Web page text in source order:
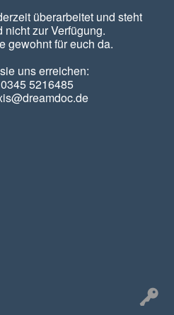
überarbeitet und steht
nicht zur Verfügung.
gewohnt für euch da.
uns erreichen:
5216485